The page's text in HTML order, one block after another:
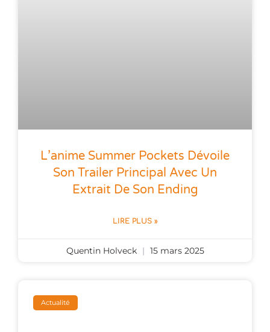
L’anime Summer Pockets Dévoile
Son Trailer Principal Avec Un
Extrait De Son Ending
LIRE PLUS »
Quentin Holveck 15 mars 2025
Actualité